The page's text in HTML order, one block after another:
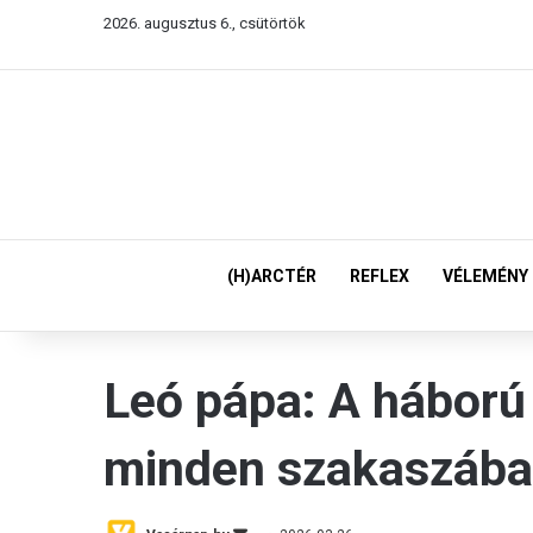
2026. augusztus 6., csütörtök
(H)ARCTÉR REFLEX VÉLEMÉNY
Leó pápa: A
minden